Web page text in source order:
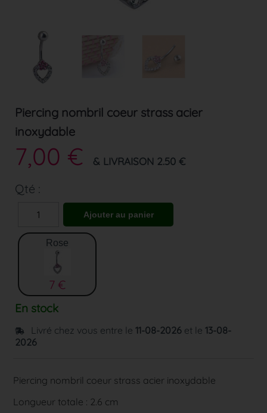
Piercing nombril coeur strass acier
inoxydable
7,00 € & LIVRAISON 2.50 €
Qté :
Rose
7 €
En stock
Livré chez vous entre le11-08-2026 et le13-08-
2026
Piercing nombril coeur strass acier inoxydable
Longueur totale : 2.6 cm